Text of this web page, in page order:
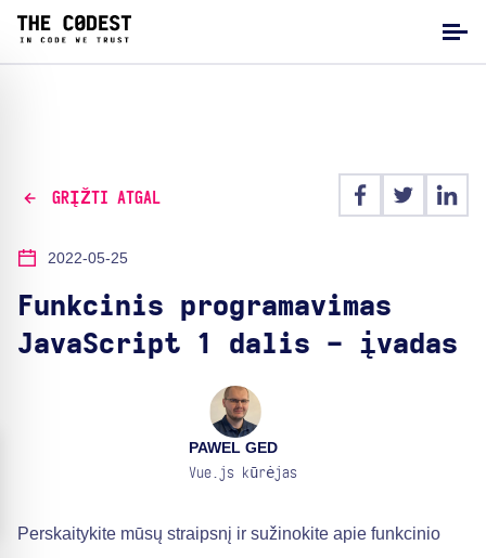
GRĮŽTI ATGAL
2022-05-25
Funkcinis programavimas
JavaScript 1 dalis - įvadas
PAWEL GED
Vue.js kūrėjas
Perskaitykite mūsų straipsnį ir sužinokite apie funkcinio